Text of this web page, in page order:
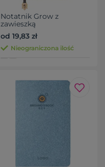
Notatnik Grow z
zawieszką
od 19,83 zł
Nieograniczona ilość